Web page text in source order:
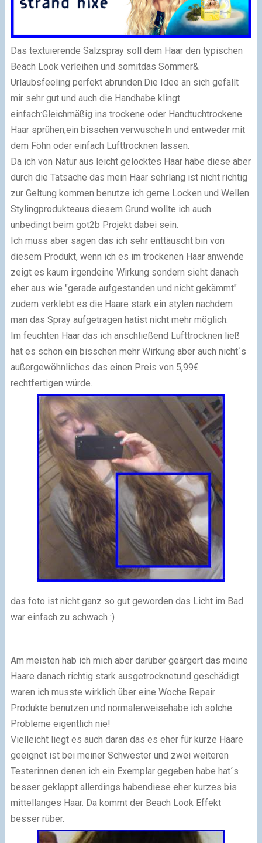
Das textuierende Salzspray soll dem Haar den typischen
Beach Look verleihen und somitdas Sommer&
Urlaubsfeeling perfekt abrunden.Die Idee an sich gefällt
mir sehr gut und auch die Handhabe klingt
einfach:Gleichmäßig ins trockene oder Handtuchtrockene
Haar sprühen,ein bisschen verwuscheln und entweder mit
dem Föhn oder einfach Lufttrocknen lassen.
Da ich von Natur aus leicht gelocktes Haar habe diese aber
durch die Tatsache das mein Haar sehrlang ist nicht richtig
zur Geltung kommen benutze ich gerne Locken und Wellen
Stylingprodukteaus diesem Grund wollte ich auch
unbedingt beim got2b Projekt dabei sein.
Ich muss aber sagen das ich sehr enttäuscht bin von
diesem Produkt, wenn ich es im trockenen Haar anwende
zeigt es kaum irgendeine Wirkung sondern sieht danach
eher aus wie "gerade aufgestanden und nicht gekämmt"
zudem verklebt es die Haare stark ein stylen nachdem
man das Spray aufgetragen hatist nicht mehr möglich.
Im feuchten Haar das ich anschließend Lufttrocknen ließ
hat es schon ein bisschen mehr Wirkung aber auch nicht´s
außergewöhnliches das einen Preis von 5,99€
rechtfertigen würde.
das foto ist nicht ganz so gut geworden das Licht im Bad
war einfach zu schwach :)
Am meisten hab ich mich aber darüber geärgert das meine
Haare danach richtig stark ausgetrocknetund geschädigt
waren ich musste wirklich über eine Woche Repair
Produkte benutzen und normalerweisehabe ich solche
Probleme eigentlich nie!
Vielleicht liegt es auch daran das es eher für kurze Haare
geeignet ist bei meiner Schwester und zwei weiteren
Testerinnen denen ich ein Exemplar gegeben habe hat´s
besser geklappt allerdings habendiese eher kurzes bis
mittellanges Haar. Da kommt der Beach Look Effekt
besser rüber.